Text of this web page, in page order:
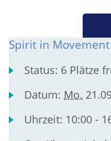
Spirit in Movement
Status: 6 Plätze
Datum: Mo.
Uhrzeit: 10:00 -